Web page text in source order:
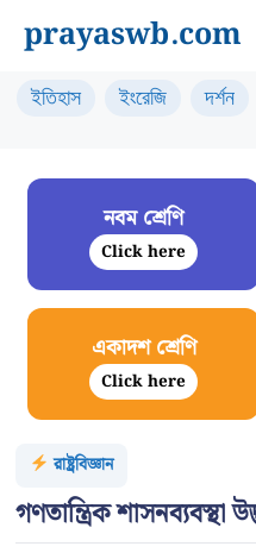
content
prayaswb.com
ইতিহাস ইংরেজি দর্শন
নবম শ্রেণি
Click here
একাদশ শ্রেণি
Click here
রাষ্ট্রবিজ্ঞান
গণতান্ত্রিক